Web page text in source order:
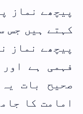
پیچھے نماز
کہتے ہیں جس
پیچھے نماز
فہمی ہے
صحیح بات
امامت کا